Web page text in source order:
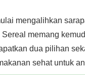
mengalihkan
memang
dua pilihan
sehat untuk